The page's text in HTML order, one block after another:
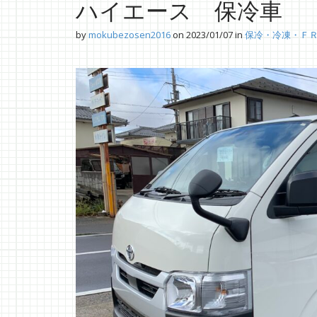
ハイエース 保冷車
bymokubezosen2016on 2023/01/07in 保冷・冷凍・Ｆ